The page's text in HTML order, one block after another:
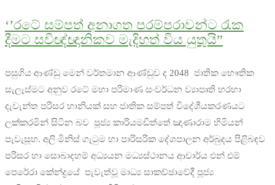
‘’රටේ සම්පත් අනාගත පරම්පරාවන්ට රැක
දීමට සවිඥ්ඥානිකව මැදිහත් විය යුතුයි”
පසුගිය ආණ්ඩු මෙන් වර්තමාන ආණ්ඩුව ද 2048 ජාතික භෞතික
සැලැස්මට අනුව රටේ මහා පරිමාණ සංවර්ධන ව්‍යාපෘති හරහා
දැවැන්ත පරිසර හානියක් සහ ජාතික සම්පත් විදේශීයකරණයට
ලක්කරමින් සිටින බව පූජ්‍ය කාරියමඩිත්තේ ඤාණාරාම හිමියන්
පැවැසූහ. අලි මිනිස් ගැටුම හා පාරිසරික දේශපාලන අර්බුදය පිළිබඳව
පරිසර හා සොබාදහම් අධ්‍යයන මධ්‍යස්ථානය ආචාර්ය එන් එම්
පෙරේරා කේන්ද්‍රයේ පැවැත්වූ මාධ්‍ය සාකච්ඡාවේදී පූජ්‍ය